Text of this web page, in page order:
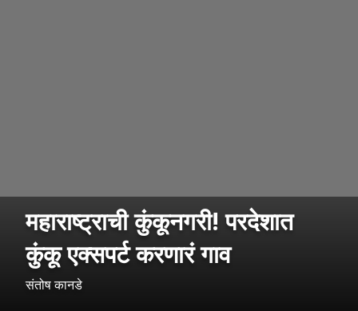
महाराष्ट्राची कुंकूनगरी! परदेशात
कुंकू एक्सपर्ट करणारं गाव
संतोष कानडे